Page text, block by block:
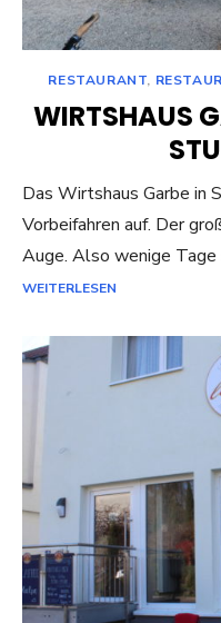
RESTAURANT,
WIRTSHAUS
Das Wirtshaus Garbe in
Vorbeifahren auf. Der
Auge. Also wenige
WEITERLESEN